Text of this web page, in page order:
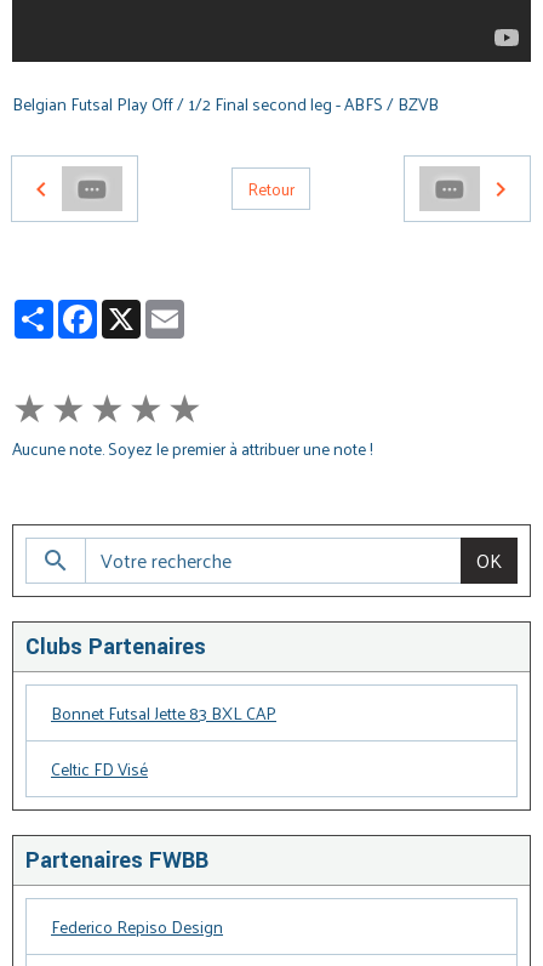
Belgian Futsal Play Off / 1/2 Final second leg - ABFS / BZVB
Retour
PartagerFacebook
X
★★★★★
Aucune note. Soyez le premier à attribuer une note !
OK
Clubs Partenaires
Bonnet Futsal Jette 83 BXL CAP
Celtic FD Visé
Partenaires FWBB
Federico Repiso Design